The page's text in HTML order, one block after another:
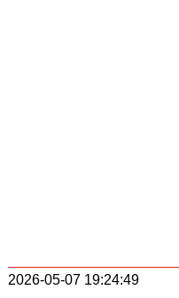
2026-05-07 19:24:49